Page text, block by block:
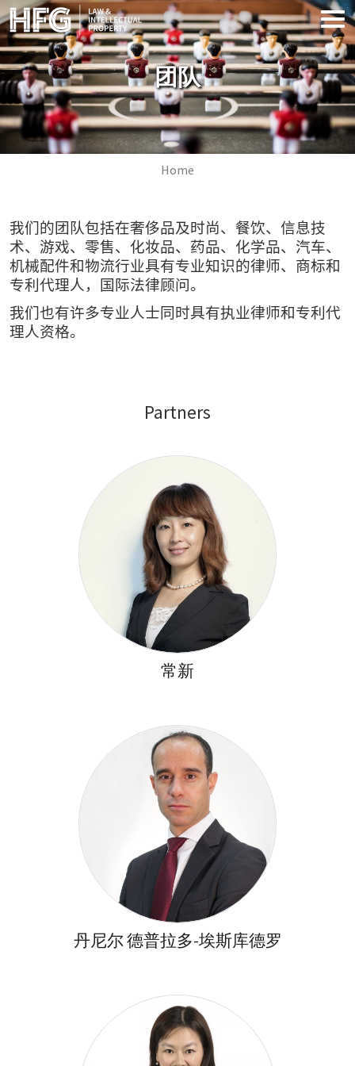
Skip to main content
团队
Breadcrumb
Home
我们的团队包括在奢侈品及时尚、餐饮、信息技
术、游戏、零售、化妆品、药品、化学品、汽车、
机械配件和物流行业具有专业知识的律师、商标和
专利代理人，国际法律顾问。
我们也有许多专业人士同时具有执业律师和专利代
理人资格。
Partners
常新
丹尼尔 德普拉多-埃斯库德罗